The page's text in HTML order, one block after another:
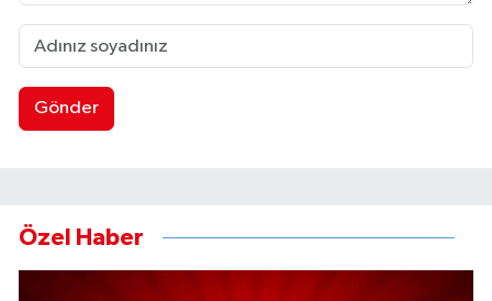
Gönder
Özel Haber